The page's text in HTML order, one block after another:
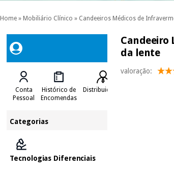
Home » Mobiliário Clínico » Candeeiros Médicos de
Conta
Pessoal
Histórico de
Encomendas
Distribuidores
Categorias
Tecnologias Diferenciais
Candeeiro
da lente
valoração: